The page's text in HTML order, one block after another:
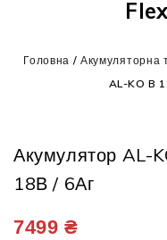
Головна / Акумуляторна
AL-KO B
Акумулятор AL-
18В / 6Аг
7499 ₴